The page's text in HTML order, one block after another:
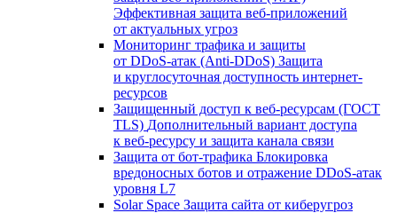
Эффективная защита веб-приложений
от актуальных угроз
Мониторинг трафика и защиты
от DDoS‑атак (Anti‑DDoS) Защита
и круглосуточная доступность интернет-
ресурсов
Защищенный доступ к веб-ресурсам (ГОСТ
TLS) Дополнительный вариант доступа
к веб‑ресурсу и защита канала связи
Защита от бот‑трафика Блокировка
вредоносных ботов и отражение DDoS‑атак
уровня L7
Solar Space Защита сайта от киберугроз